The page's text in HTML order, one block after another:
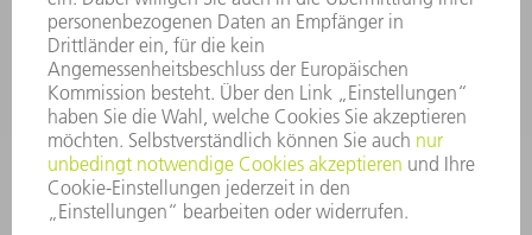
After Sales
+43722160396550
Mo - Do: 08:00 -17:30 Uhr
Fr: 08:00 -16:30 Uhr
ersatzteile@at.trumpf.com